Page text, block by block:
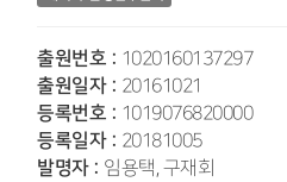
출원번호 : 1020160137297
출원일자 : 20161021
등록번호 : 1019076820000
등록일자 : 20181005
발명자 : 임용택, 구재회